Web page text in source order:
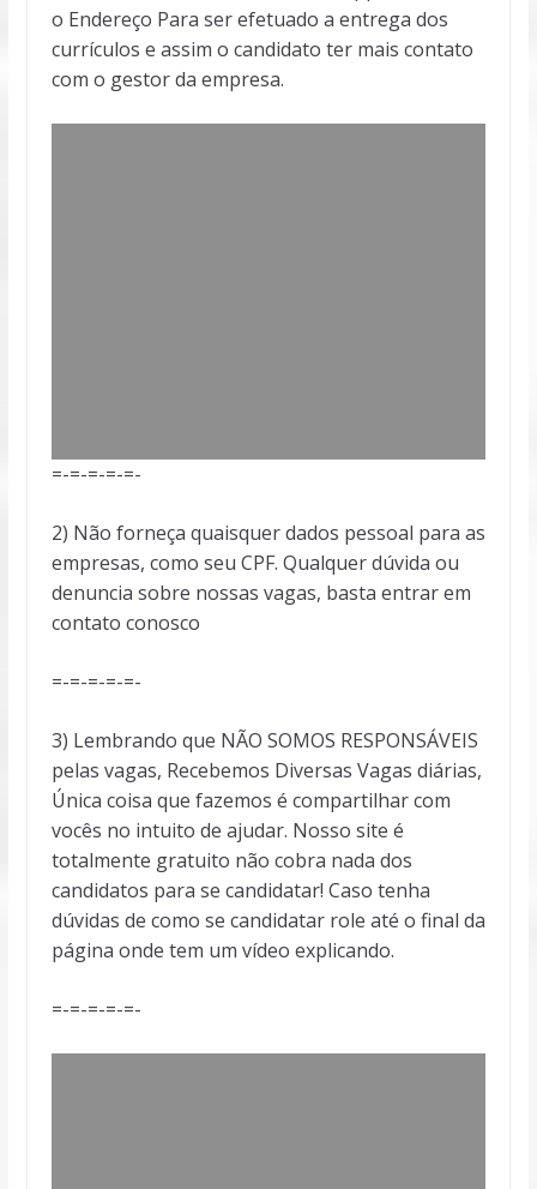
o Endereço Para ser efetuado a entrega dos
currículos e assim o candidato ter mais contato
com o gestor da empresa.
=-=-=-=-=-
2) Não forneça quaisquer dados pessoal para as
empresas, como seu CPF. Qualquer dúvida ou
denuncia sobre nossas vagas, basta entrar em
contato conosco
=-=-=-=-=-
3) Lembrando que NÃO SOMOS RESPONSÁVEIS
pelas vagas, Recebemos Diversas Vagas diárias,
Única coisa que fazemos é compartilhar com
vocês no intuito de ajudar. Nosso site é
totalmente gratuito não cobra nada dos
candidatos para se candidatar! Caso tenha
dúvidas de como se candidatar role até o final da
página onde tem um vídeo explicando.
=-=-=-=-=-